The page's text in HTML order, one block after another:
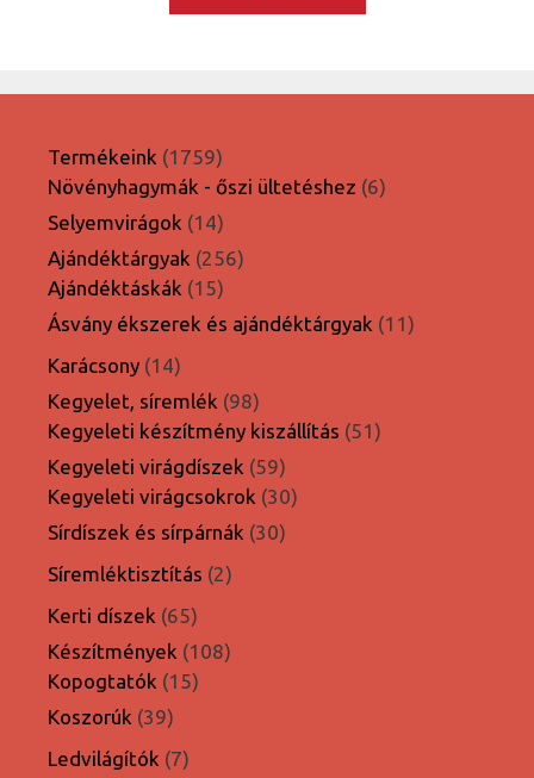
Termékeink 17591759
termék
Növényhagymák - őszi ültetéshez 66
Selyemvirágok 1414
termék
Ajándéktárgyak 256256
Ajándéktáskák 1515
termék
Ásvány ékszerek és ajándéktárgyak 1111
Karácsony 1414
termék
Kegyelet, síremlék 9898
termék
Kegyeleti készítmény kiszállítás 5151
Kegyeleti virágdíszek 5959
termék
Kegyeleti virágcsokrok 3030
Sírdíszek és sírpárnák 3030
Síremléktisztítás 22
Kerti díszek 6565
termék
Készítmények 108108
Kopogtatók 1515
Koszorúk 3939
termék
Ledvilágítók 77